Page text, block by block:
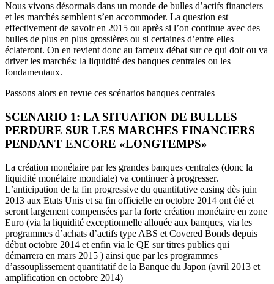
Nous vivons désormais dans un monde de bulles d’actifs financiers
et les marchés semblent s’en accommoder. La question est
effectivement de savoir en 2015 ou après si l’on continue avec des
bulles de plus en plus grossières ou si certaines d’entre elles
éclateront. On en revient donc au fameux débat sur ce qui doit ou va
driver les marchés: la liquidité des banques centrales ou les
fondamentaux.
Passons alors en revue ces scénarios banques centrales
SCENARIO 1: LA SITUATION DE BULLES
PERDURE SUR LES MARCHES FINANCIERS
PENDANT ENCORE «LONGTEMPS»
La création monétaire par les grandes banques centrales (donc la
liquidité monétaire mondiale) va continuer à progresser.
L’anticipation de la fin progressive du quantitative easing dès juin
2013 aux Etats Unis et sa fin officielle en octobre 2014 ont été et
seront largement compensées par la forte création monétaire en zone
Euro (via la liquidité exceptionnelle allouée aux banques, via les
programmes d’achats d’actifs type ABS et Covered Bonds depuis
début octobre 2014 et enfin via le QE sur titres publics qui
démarrera en mars 2015 ) ainsi que par les programmes
d’assouplissement quantitatif de la Banque du Japon (avril 2013 et
amplification en octobre 2014)